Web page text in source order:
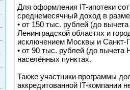
Для оформления IT-ипотеки
среднемесячный доход в
• от 150 тыс. рублей (до
Ленинградской областях и
исключением Москвы и Санкт-
• от 90 тыс. рублей (до
населённых пунктах.
Также участники программы
аккредитованной IT-компании